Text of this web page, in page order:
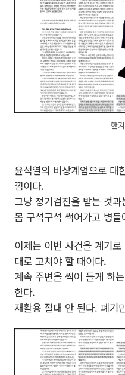
한
윤석열의 비상계엄으로 대
낌이다.
그냥 정기검진을 받는 것
몸 구석구석 썩어가고 병
이제는 이번 사건을 계기
대로 고쳐야 할 때이다.
계속 주변을 썩어 들게 하
한다.
재활용 절대 안 된다. 폐기